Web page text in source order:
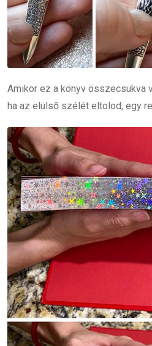
Amikor ez a könyv összecsukva
ha az elülső szélét eltolod, egy